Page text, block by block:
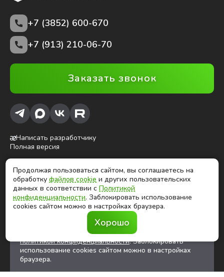
+7 (3852) 600-670
+7 (913) 210-06-70
Заказать звонок
Написать разработчику
Полная версия
ⓒ Глобалтек, 2026
Цены на сайте не являются публичной офертой
Продолжая использовать сайт, вы соглашаетесь на
файлов cookiesи других
пользовательских данных в соответствии с
политикой конфиденциальности. Заблокировать
использование cookies сайтом можно в настройках
браузера.
Продолжая пользоваться сайтом, вы соглашаетесь на
обработкуфайлов cookie и других пользовательских
данных в соответствии сПолитикой
конфиденциальности. Заблокировать использование
cookies сайтом можно в настройках браузера.
Хорошо